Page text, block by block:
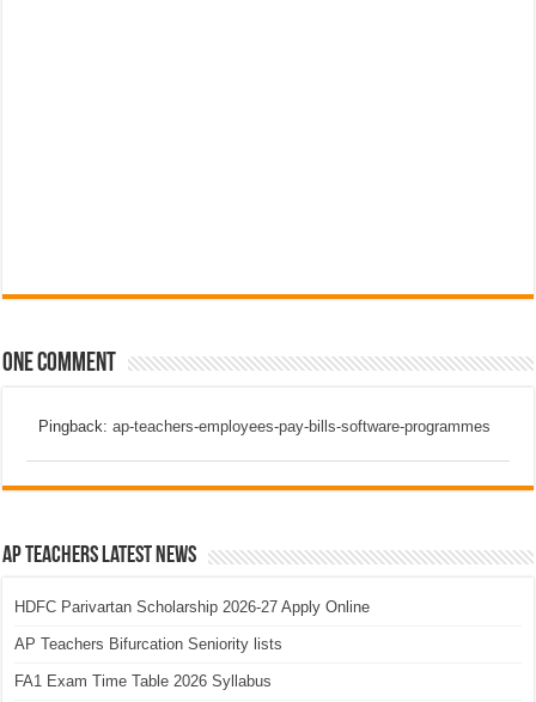
One comment
Pingback:ap-teachers-employees-pay-bills-software-programmes
AP Teachers Latest News
HDFC Parivartan Scholarship 2026-27 Apply Online
AP Teachers Bifurcation Seniority lists
FA1 Exam Time Table 2026 Syllabus